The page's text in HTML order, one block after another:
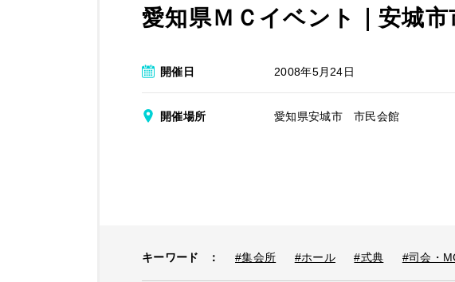
愛知県ＭＣイベント｜安城
開催日 2008年5月24日
開催場所 愛知県安城市 市民会館
キーワード ： #集会所 #ホール #式典 #司会・